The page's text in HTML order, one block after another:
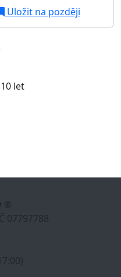
Uložit na později
let
®